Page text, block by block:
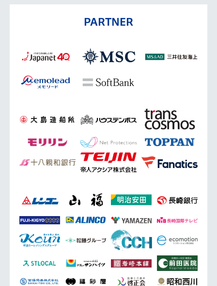
PARTNER